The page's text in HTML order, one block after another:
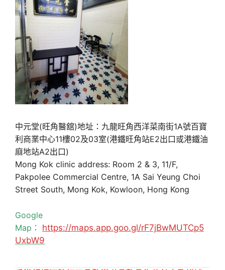
中元堂(旺角醫舘)地址：九龍旺角西洋菜南街1A號百寶
利商業中心11樓02及03室(港鐵旺角站E2出口或港鐵油
麻地站A2出口)
Mong Kok clinic address: Room 2 & 3, 11/F,
Pakpolee Commercial Centre, 1A Sai Yeung Choi
Street South, Mong Kok, Kowloon, Hong Kong
Google
Map： https://maps.app.goo.gl/rF7jBwMUTCp5
UxbW9